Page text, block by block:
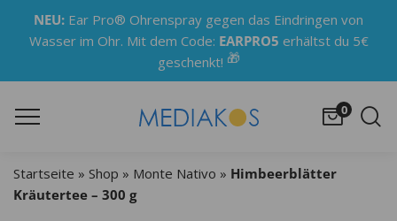
NEU: Ear Pro® Ohrenspray gegen das Eindringen von
Wasser im Ohr. Mit dem Code: EARPRO5 erhältst du 5€
geschenkt! 🎁
0
Startseite » Shop » Monte Nativo » Himbeerblätter
Kräutertee – 300 g